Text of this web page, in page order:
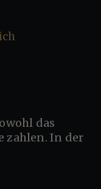
das
zahlen. In der